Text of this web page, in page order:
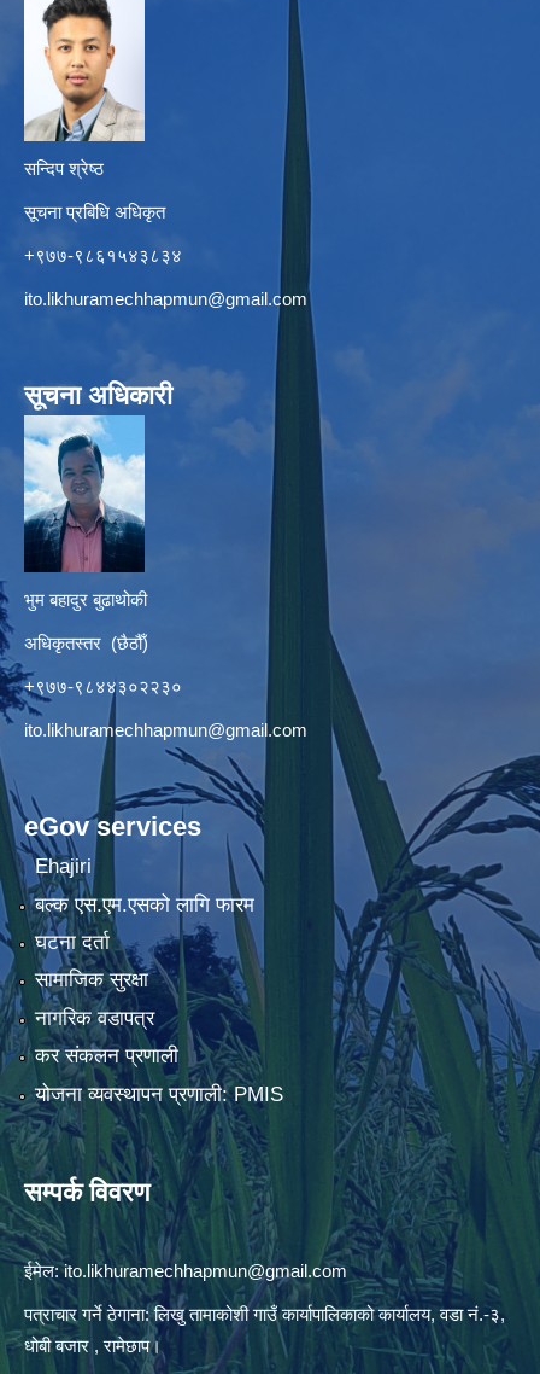
सन्दिप श्रेष्ठ
सूचना प्रबिधि अधिकृत
+९७७-९८६१५४३८३४
ito.likhuramechhapmun@gmail.com
सूचना अधिकारी
भुम बहादुर बुढाथोकी
अधिकृतस्तर (छैठौँ)
+९७७-९८४४३०२२३०
ito.likhuramechhapmun@gmail.com
eGov services
Ehajiri
बल्क एस.एम.एसको लागि फारम
घटना दर्ता
सामाजिक सुरक्षा
नागरिक वडापत्र
कर संकलन प्रणाली
योजना व्यवस्थापन प्रणाली: PMIS
सम्पर्क विवरण
ईमेल:ito.likhuramechhapmun@gmail.com
पत्राचार गर्ने ठेगाना: लिखु तामाकोशी गाउँ कार्यापालिकाको कार्यालय, वडा नं.-३,
धोबी बजार , रामेछाप।